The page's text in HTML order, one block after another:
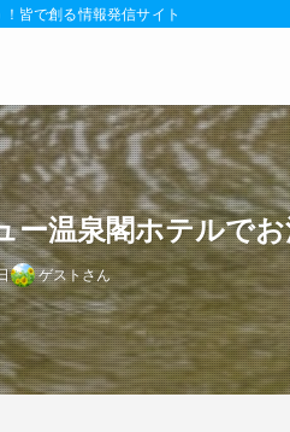
皆で創る情報発信サイト
ー温泉閣ホテルで
ゲストさん